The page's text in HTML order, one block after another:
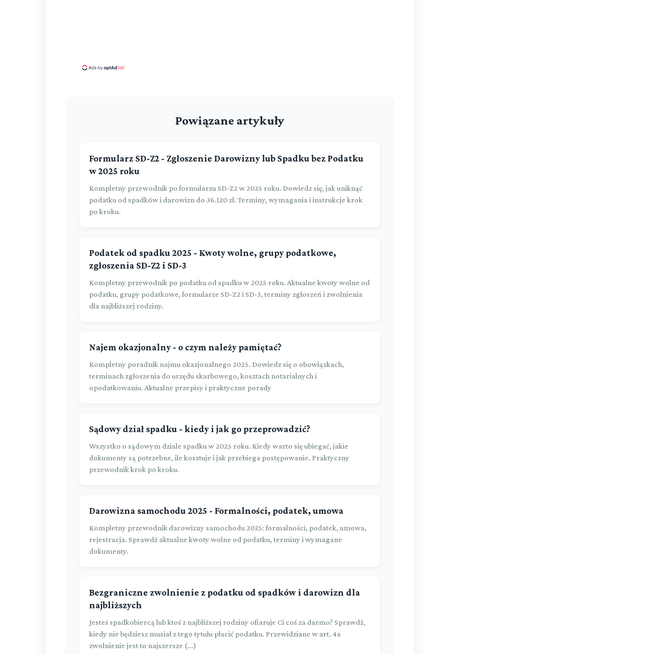
Powiązane artykuły
Formularz SD-Z2 - Zgłoszenie Darowizny lub Spadku bez Podatku
w 2025 roku
Kompletny przewodnik po formularzu SD-Z2 w 2025 roku. Dowiedz się, jak uniknąć
podatku od spadków i darowizn do 36.120 zł. Terminy, wymagania i instrukcje krok
po kroku.
Podatek od spadku 2025 - Kwoty wolne, grupy podatkowe,
zgłoszenia SD-Z2 i SD-3
Kompletny przewodnik po podatku od spadku w 2025 roku. Aktualne kwoty wolne od
podatku, grupy podatkowe, formularze SD-Z2 i SD-3, terminy zgłoszeń i zwolnienia
dla najbliższej rodziny.
Najem okazjonalny - o czym należy pamiętać?
Kompletny poradnik najmu okazjonalnego 2025. Dowiedz się o obowiązkach,
terminach zgłoszenia do urzędu skarbowego, kosztach notarialnych i
opodatkowaniu. Aktualne przepisy i praktyczne porady
Sądowy dział spadku - kiedy i jak go przeprowadzić?
Wszystko o sądowym dziale spadku w 2025 roku. Kiedy warto się ubiegać, jakie
dokumenty są potrzebne, ile kosztuje i jak przebiega postępowanie. Praktyczny
przewodnik krok po kroku.
Darowizna samochodu 2025 - Formalności, podatek, umowa
Kompletny przewodnik darowizny samochodu 2025: formalności, podatek, umowa,
rejestracja. Sprawdź aktualne kwoty wolne od podatku, terminy i wymagane
dokumenty.
Bezgraniczne zwolnienie z podatku od spadków i darowizn dla
najbliższych
Jesteś spadkobiercą lub ktoś z najbliższej rodziny ofiaruje Ci coś za darmo? Sprawdź,
kiedy nie będziesz musiał z tego tytułu płacić podatku. Przewidziane w art. 4a
zwolnienie jest to najszersze (...)